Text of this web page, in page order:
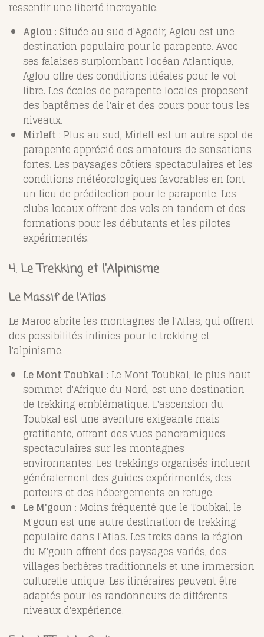
ressentir une liberté incroyable.
Aglou : Située au sud d'Agadir, Aglou est une
destination populaire pour le parapente. Avec
ses falaises surplombant l'océan Atlantique,
Aglou offre des conditions idéales pour le vol
libre. Les écoles de parapente locales proposent
des baptêmes de l'air et des cours pour tous les
niveaux.
Mirleft : Plus au sud, Mirleft est un autre spot de
parapente apprécié des amateurs de sensations
fortes. Les paysages côtiers spectaculaires et les
conditions météorologiques favorables en font
un lieu de prédilection pour le parapente. Les
clubs locaux offrent des vols en tandem et des
formations pour les débutants et les pilotes
expérimentés.
4. Le Trekking et l'Alpinisme
Le Massif de l'Atlas
Le Maroc abrite les montagnes de l'Atlas, qui offrent
des possibilités infinies pour le trekking et
l'alpinisme.
Le Mont Toubkal : Le Mont Toubkal, le plus haut
sommet d'Afrique du Nord, est une destination
de trekking emblématique. L'ascension du
Toubkal est une aventure exigeante mais
gratifiante, offrant des vues panoramiques
spectaculaires sur les montagnes
environnantes. Les trekkings organisés incluent
généralement des guides expérimentés, des
porteurs et des hébergements en refuge.
Le M'goun : Moins fréquenté que le Toubkal, le
M'goun est une autre destination de trekking
populaire dans l'Atlas. Les treks dans la région
du M'goun offrent des paysages variés, des
villages berbères traditionnels et une immersion
culturelle unique. Les itinéraires peuvent être
adaptés pour les randonneurs de différents
niveaux d'expérience.